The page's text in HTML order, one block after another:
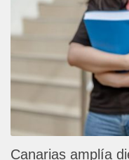
Canarias amplía